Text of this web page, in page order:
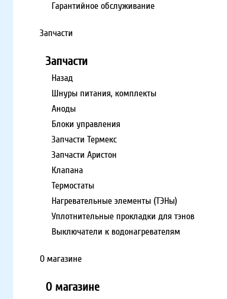
Гарантийное обслуживание
Запчасти
Запчасти
Назад
Шнуры питания, комплекты
Аноды
Блоки управления
Запчасти Термекс
Запчасти Аристон
Клапана
Термостаты
Нагревательные элементы (ТЭНы)
Уплотнительные прокладки для тэнов
Выключатели к водонагревателям
О магазине
О магазине